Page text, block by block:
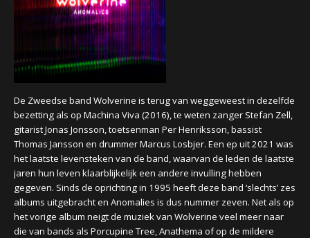
CONCERTFOTO'S
CONCERTBEZOEK
LINKS
De Zweedse band Wolverine is terug van weggeweest in dezelfde
bezetting als op Machina Viva (2016), te weten zanger Stefan Zell,
gitarist Jonas Jonsson, toetsenman Per Henriksson, bassist
Thomas Jansson en drummer Marcus Losbjer. Een ep uit 2021 was
het laatste levensteken van de band, waarvan de leden de laatste
jaren hun leven klaarblijkelijk een andere invulling hebben
gegeven. Sinds de oprichting in 1995 heeft deze band ‘slechts’ zes
albums uitgebracht en Anomalies is dus nummer zeven. Net als op
het vorige album neigt de muziek van Wolverine veel meer naar
die van bands als Porcupine Tree, Anathema of op de mildere